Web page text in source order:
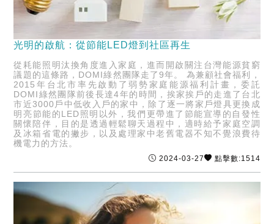
光明的啟航：從節能LED燈到社區再生
從耗能照明汰換角度進入家庭，進而開啟關注台灣能源貧窮
議題的這條路，DOMI綠然團隊走了9年。 為兼顧社會福利，
2015年台北市率先啟動了弱勢家庭能源福利計畫，委託
DOMI綠然團隊前後長達4年的時間，挨家挨戶的走進了台北
市近3000戶中低收入戶的家中，除了逐一將家戶燈具更換成
明亮節能的LED照明以外，我們更帶進了節能宣導的自發性
關懷陪伴，目的是透過輕鬆聊天過程中，適時給予家庭空調
及冰箱省電的撇步，以及處理家中老舊電器不知不覺浪費待
機電力的方法。
2024-03-27 點擊數:1514